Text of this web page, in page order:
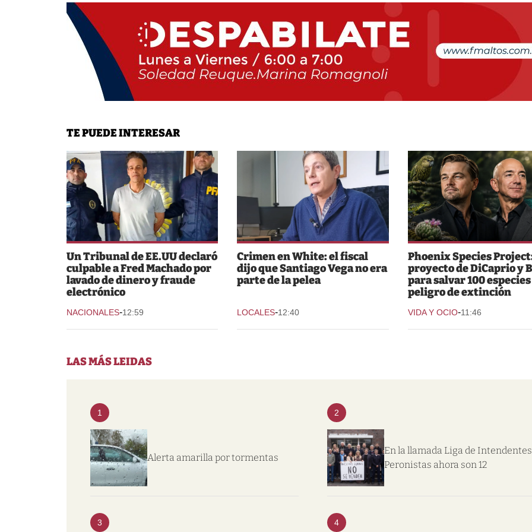
TE PUEDE INTERESAR
Un Tribunal de EE.UU declaró
culpable a Fred Machado por
lavado de dinero y fraude
electrónico
NACIONALES-12:59
Crimen en White: el fiscal
dijo que Santiago Vega no era
parte de la pelea
LOCALES-12:40
Phoenix Species
proyecto de DiCaprio y
para salvar 100
peligro de extinción
VIDA Y OCIO-11:46
LAS MÁS LEIDAS
1
Alerta amarilla por tormentas
2
En la llamada Liga de Intendentes
Peronistas ahora son 12
3 4